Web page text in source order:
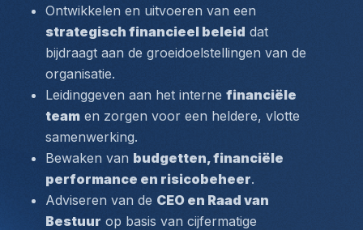
strategisch financieel beleid dat
bijdraagt aan de groeidoelstellingen van de
organisatie.
Leidinggeven aan het interne financiële
team en zorgen voor een heldere, vlotte
samenwerking.
Bewaken van budgetten, financiële
performance en risicobeheer.
Adviseren van de CEO en Raad van
Bestuur op basis van cijfermatige